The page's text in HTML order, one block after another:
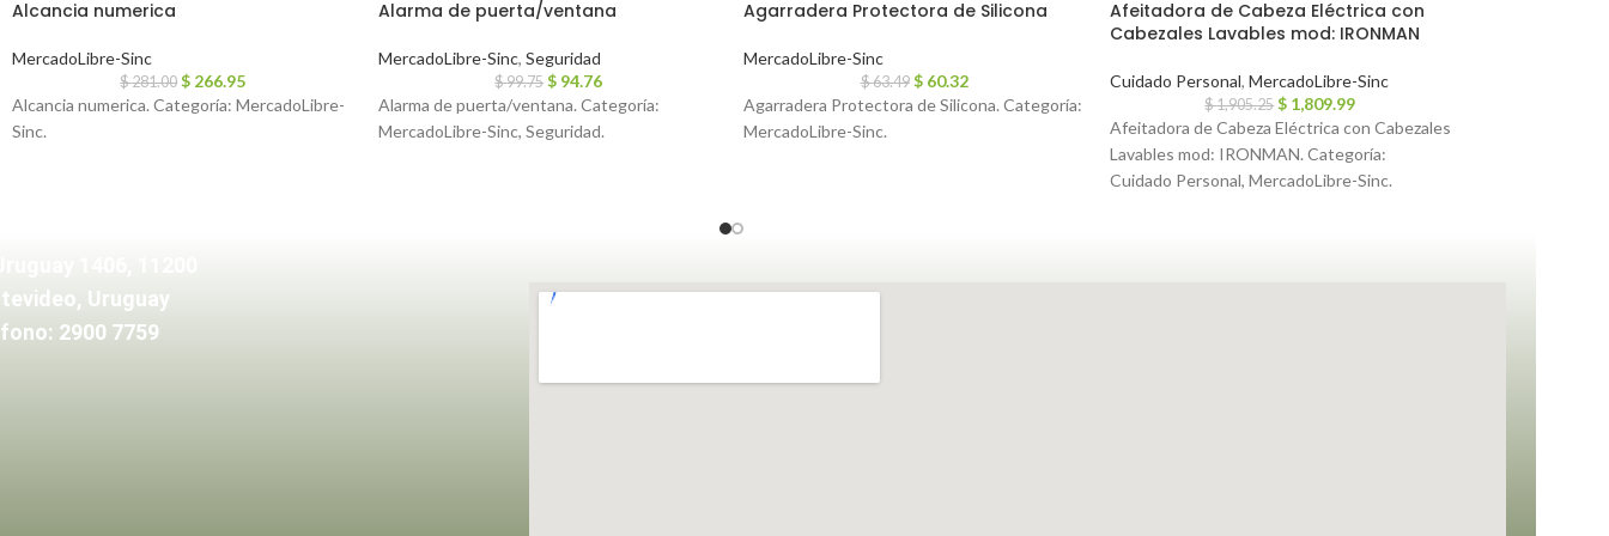
Alcancia numerica
MercadoLibre-Sinc
$281.00 $ 266.95
Alcancia numerica. Categoría: MercadoLibre-
Sinc.
Alarma de puerta/ventana
MercadoLibre-Sinc, Seguridad
$99.75 $ 94.76
Alarma de puerta/ventana. Categoría:
MercadoLibre-Sinc, Seguridad.
Agarradera Protectora de Silicona
MercadoLibre-Sinc
$63.49 $ 60.32
Agarradera Protectora de Silicona. Categoría:
MercadoLibre-Sinc.
Afeitadora de Cabeza Eléctrica con
Cabezales Lavables mod: IRONMAN
Cuidado Personal, MercadoLibre-Sinc
$1,905.25 $ 1,809.99
Afeitadora de Cabeza Eléctrica con Cabezales
Lavables mod: IRONMAN. Categoría:
Cuidado Personal, MercadoLibre-Sinc.
Uruguay
2900 7759